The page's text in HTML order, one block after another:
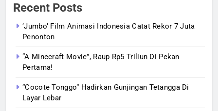
Recent Posts
‘Jumbo’ Film Animasi Indonesia Catat Rekor 7 Juta
Penonton
“A Minecraft Movie”, Raup Rp5 Triliun Di Pekan
Pertama!
“Cocote Tonggo” Hadirkan Gunjingan Tetangga Di
Layar Lebar